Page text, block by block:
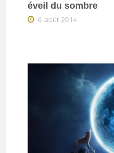
éveil du sombre
6 août 2014